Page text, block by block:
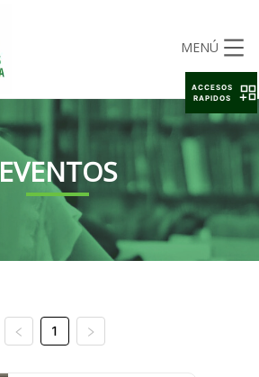
MENÚ
EVENTOS
1
ACCESOS
RAPIDOS